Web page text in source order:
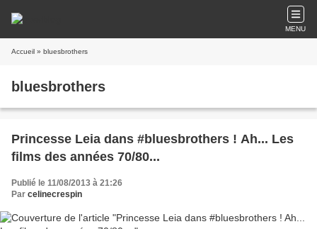
MENU
Accueil » bluesbrothers
bluesbrothers
Princesse Leia dans #bluesbrothers ! Ah... Les
films des années 70/80...
Publié le 11/08/2013 à 21:26
Par celinecrespin